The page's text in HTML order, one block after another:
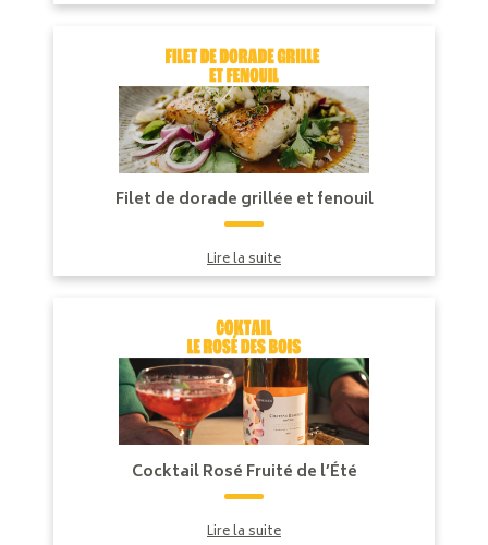
Filet de dorade grillée et fenouil
Lire la suite
Cocktail Rosé Fruité de l’Été
Lire la suite